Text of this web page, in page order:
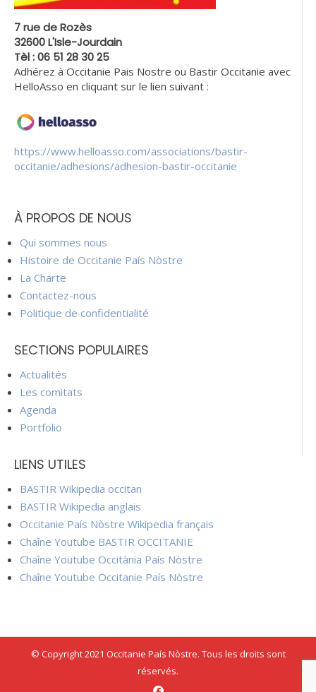
7 rue de Rozès
32600 L'Isle-Jourdain
Tèl : 06 51 28 30 25
Adhérez à Occitanie Pais Nostre ou Bastir Occitanie avec
HelloAsso en cliquant sur le lien suivant :
https://www.helloasso.com/associations/bastir-
occitanie/adhesions/adhesion-bastir-occitanie
À PROPOS DE NOUS
Qui sommes nous
Histoire de Occitanie País Nòstre
La Charte
Contactez-nous
Politique de confidentialité
SECTIONS POPULAIRES
Actualités
Les comitats
Agenda
Portfolio
LIENS UTILES
BASTIR Wikipedia occitan
BASTIR Wikipedia anglais
Occitanie País Nòstre Wikipedia français
Chaîne Youtube BASTIR OCCITANIE
Chaîne Youtube Occitània País Nòstre
Chaîne Youtube Occitanie País Nòstre
© Copyright 2021 Occitanie País Nòstre. Tous les droits sont
réservés.